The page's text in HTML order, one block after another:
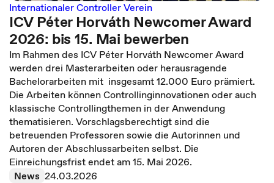
Internationaler Controller Verein
ICV Péter Horváth Newcomer Award
2026: bis 15. Mai bewerben
Im Rahmen des ICV Péter Horváth Newcomer Award
werden drei Masterarbeiten oder herausragende
Bachelorarbeiten mit insgesamt 12.000 Euro prämiert.
Die Arbeiten können Controllinginnovationen oder auch
klassische Controllingthemen in der Anwendung
thematisieren. Vorschlagsberechtigt sind die
betreuenden Professoren sowie die Autorinnen und
Autoren der Abschlussarbeiten selbst. Die
Einreichungsfrist endet am 15. Mai 2026.
News 24.03.2026